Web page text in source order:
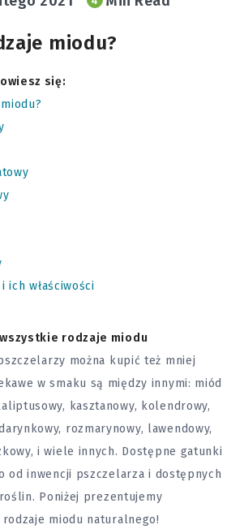
miodu?
się:
ich właściwości
rodzaje miodu
można kupić też mniej
w smaku są między innymi: miód
kasztanowy, kolendrowy,
rozmarynowy, lawendowy,
i wiele innych. Dostępne gatunki
od inwencji pszczelarza i dostępnych
Poniżej prezentujemy
miodu naturalnego!